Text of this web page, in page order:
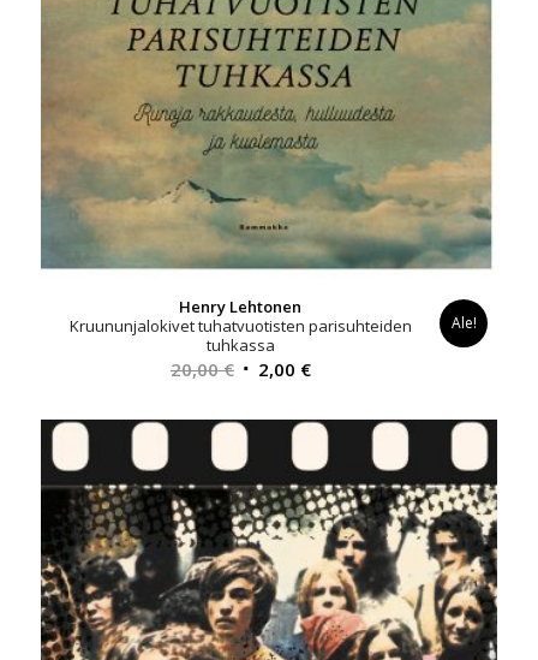
Henry Lehtonen
Kruununjalokivet tuhatvuotisten parisuhteiden
tuhkassa
20,00€ Alkuperäinen
oli:
20,00 €.
2,00 €Nykyinen
on:
2,00 €.
Ale!